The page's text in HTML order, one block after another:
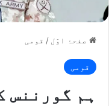
صفحۂ اوّل / قومی
قومی
ہم گورننس